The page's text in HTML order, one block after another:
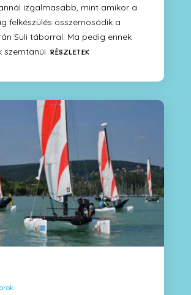
izgalmasabb, mint amikor a
felkészülés összemosódik a
Suli táborral. Ma pedig ennek
szemtanúi. RÉSZLETEK